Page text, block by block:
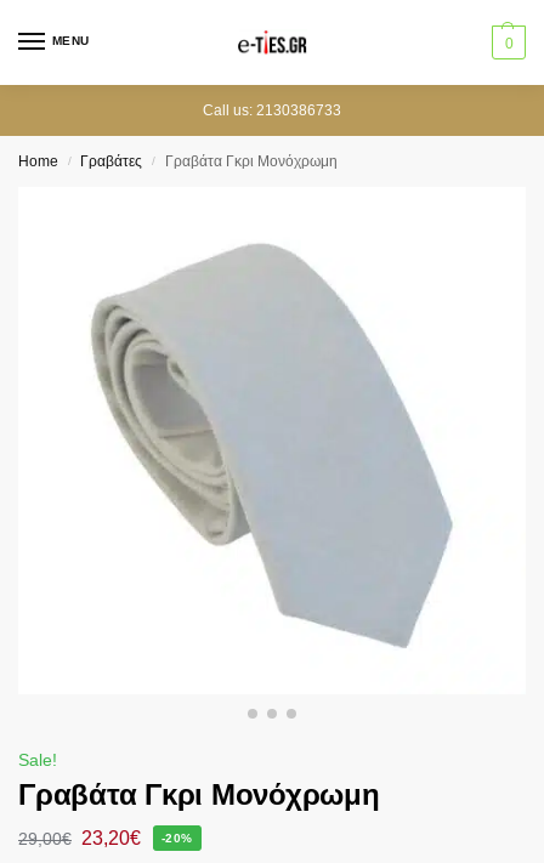
MENU 0
Call us: 2130386733
Home / Γραβάτες / Γραβάτα Γκρι Μονόχρωμη
Sale!
Γραβάτα Γκρι Μονόχρωμη
29,00€ 23,20€ -20%